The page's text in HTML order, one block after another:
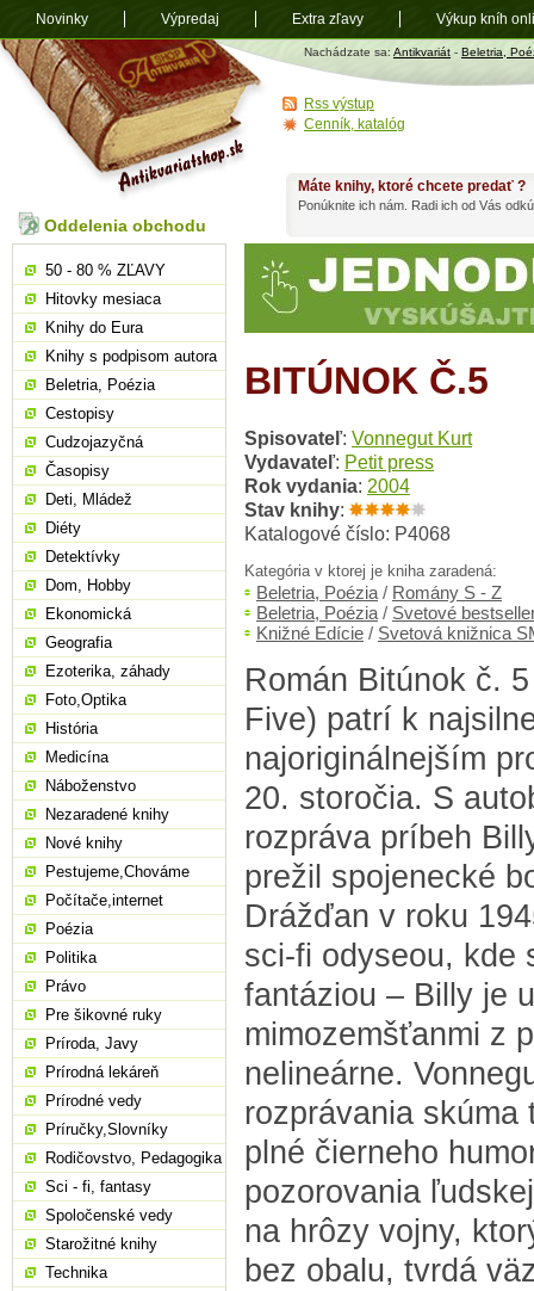
Antikvariát
shop.sk
Nachádzate sa: Antikvariát - Beletria,
BITÚNOK Č.5
Spisovateľ: Vonnegut Kurt
Vydavateľ: Petit press
Rok vydania: 2004
Stav knihy:
Katalogové číslo: P4068
Kategória v ktorej je kniha zaradená:
Beletria, Poézia / Romány S - Z
Beletria, Poézia / Svetové
Knižné Edície / Svetová knižnica
Román Bitúnok č.
Five) patrí k
najoriginálnejším
20. storočia. S
rozpráva príbeh
prežil spojenecké
Drážďan v roku
sci-fi odyseou, kde
fantáziou – Billy je
mimozemšťanmi z
nelineárne.
rozprávania
plné čierneho
pozorovania
na hrôzy vojny,
bez obalu, tvrdá
Máte knihy, ktoré chcete predať ?
Ponúknite ich nám. Radi ich od Vás
Oddelenia obchodu
50 - 80 % ZĽAVY
Hitovky mesiaca
Knihy do Eura
Knihy s podpisom autora
Beletria, Poézia
Cestopisy
Cudzojazyčná
Časopisy
Deti, Mládež
Diéty
Detektívky
Dom, Hobby
Ekonomická
Geografia
Ezoterika, záhady
Foto,Optika
História
Medicína
Náboženstvo
Nezaradené knihy
Nové knihy
Pestujeme,Chováme
Počítače,internet
Poézia
Politika
Právo
Pre šikovné ruky
Príroda, Javy
Prírodná lekáreň
Prírodné vedy
Príručky,Slovníky
Rodičovstvo, Pedagogika
Sci - fi, fantasy
Spoločenské vedy
Starožitné knihy
Technika
Rss výstup
Cenník, katalóg
Novinky Výpredaj Extra zľavy Výkup kníh